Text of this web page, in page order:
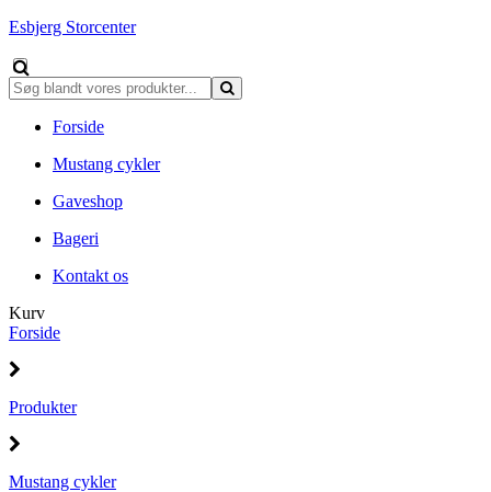
Esbjerg Storcenter
Forside
Mustang cykler
Gaveshop
Bageri
Kontakt os
Kurv
Forside
Produkter
Mustang cykler